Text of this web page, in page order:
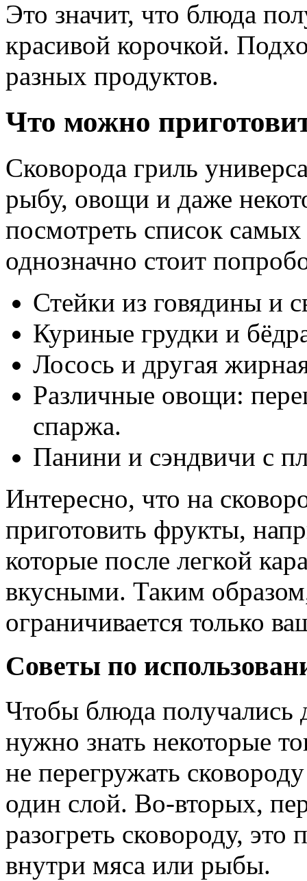
Это значит, что блюда
красивой корочкой.
разных продуктов.
Что можно
Сковорода гриль
рыбу, овощи и даже
посмотреть список
однозначно стоит
Стейки из говядины и
Куриные грудки и
Лосось и другая
Различные овощи:
спаржа.
Панини и сэндвичи с
Интересно, что на
приготовить фрукты,
которые после легкой
вкусными. Таким
ограничивается только
Советы по
Чтобы блюда получались
нужно знать некоторые
не перегружать
один слой. Во-вторых,
разогреть сковороду, это
внутри мяса или рыбы.